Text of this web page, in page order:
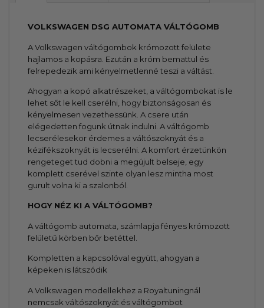
VOLKSWAGEN DSG AUTOMATA VÁLTÓGOMB
A Volkswagen váltógombok krómozott felülete
hajlamos a kopásra. Ezután a króm bemattul és
felrepedezik ami kényelmetlenné teszi a váltást.
Ahogyan a kopó alkatrészeket, a váltógombokat is le
lehet sőt le kell cserélni, hogy biztonságosan és
kényelmesen vezethessünk. A csere után
elégedetten fogunk útnak indulni. A váltógomb
lecserélesekor érdemes a váltószoknyát és a
kézifékszoknyát is lecserélni. A komfort érzetünkön
rengeteget tud dobni a megújult belseje, egy
komplett cserével szinte olyan lesz mintha most
gurult volna ki a szalonból.
HOGY NÉZ KI A VÁLTÓGOMB?
A váltógomb automata, számlapja fényes krómozott
felületű körben bőr betéttel.
Kompletten a kapcsolóval együtt, ahogyan a
képeken is látszódik
A Volkswagen modellekhez a Royaltuningnál
nemcsakváltószoknyát és váltógombot